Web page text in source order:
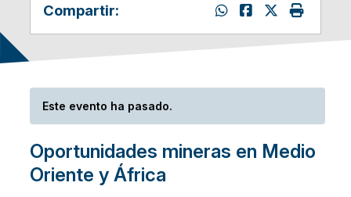
Compartir:
Este evento ha pasado.
Oportunidades mineras en Medio
Oriente y África